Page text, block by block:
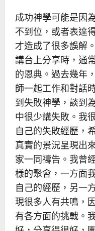
成功神學可能是因
不到位，或者表達
才造成了很多誤解
講台上分享時，通
的恩典。過去幾年
師一起工作和對話
到失敗神學，談到
中很少講失敗。我
自己的失敗經歷，
真實的景況呈現出
家一同禱告。我曾
樣的聚會，一方面
自己的經歷，另一
現很多人有共鳴，
有各方面的挑戰。